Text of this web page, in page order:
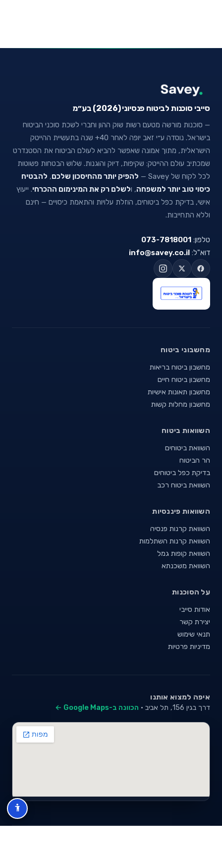
סייבי סוכנות לביטוח פנסיוני (2026) בע״מ
— סוכנות מורשה מטעם רשות שוק ההון וחברי לשכת סוכני הביטוח
בישראל. נוסדה ע״י זאב יופה לאחר 40+ שנה בתעשיית ההייטק
הישראלית, מתוך אמונה שאפשר להביא לעולם הביטוח את הסטנדרט
שמכתיב עולם ההייטק: שקיפות, דיוק והוגנות. שלוש הבטחות פשוטות
לכל לקוח של Savey —
להפיק יותר מהחיסכון שלכם, להבטיח
כיסוי טוב יותר למשפחה, ולשלם רק את המינימום ההכרחי. ייעוץ
אישי, בדיקת כפל ביטוחים, הוזלת עלויות והתאמת כיסויים — חינם
וללא התחייבות.
טלפון: 073-7818001
דוא"ל: info@savey.co.il
מחשבוני ביטוח
מחשבון ביטוח בריאות
מחשבון ביטוח חיים
מחשבון תאונות אישיות
מחשבון מחלות קשות
השוואות ביטוח
השוואת ביטוחים
הר הביטוח
בדיקת כפל ביטוחים
השוואת ביטוח רכב
השוואות פיננסיות
השוואת קרנות פנסיה
השוואת קרנות השתלמות
השוואת קופות גמל
השוואת משכנתא
על הסוכנות
אודות סייבי
יצירת קשר
תנאי שימוש
מדיניות פרטיות
איפה למצוא אותנו
דרך בגין 156, תל אביב · הכוונה ב-Google Maps ←